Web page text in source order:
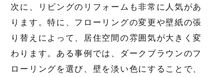
次に、リビングのリフォームも非常に人気があ
ります。特に、フローリングの変更や壁紙の張
り替えによって、居住空間の雰囲気が大きく変
わります。ある事例では、ダークブラウンのフ
ローリングを選び、壁を淡い色にすることで、